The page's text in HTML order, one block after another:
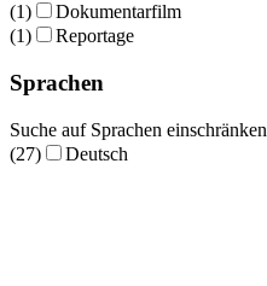
(1)
Dokumentarfilm
(1)
Reportage
Sprachen
Suche auf Sprachen einschränken
(27)
Deutsch